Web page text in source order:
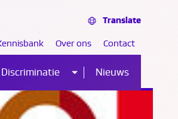
Discriminatie
Sub
Nieuws
Over ons Contact
Translate